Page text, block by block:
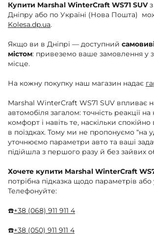
Купити Marshal WinterCraft WS71 SUVз
Дніпру або по Україні (Нова Пошта)
Kolesa.dp.ua.
Якщо ви в Дніпрі — доступний
містом: привеземо ваше замовлення у
місце.
На кожну покупку наш магазин надає
Marshal WinterCraft WS71 SUV впливає
автомобіля загалом: точність реакції на
комфорт і навіть те, наскільки
в поїздках. Тому ми не пропонуємо “на
уточнюємо параметри авто та ваші
підійшла з першого разу й без зайвих
Хочете купити Marshal WinterCraft
потрібна підказка щодо параметрів або
Телефонуйте:
☎️+38 (068) 911 911 4
☎️+38 (050) 911 911 4